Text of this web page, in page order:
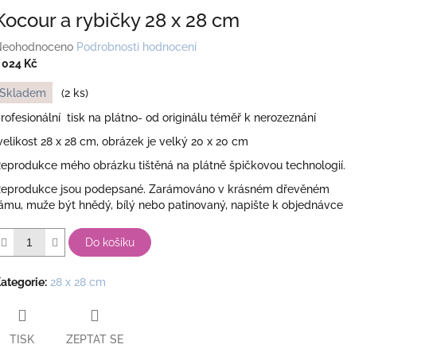
a rybičky 28 x 28 cm
je
Podrobnosti hodnocení
024 Kč
cena:
Skladem
(2 ks)
tisk na plátno- od originálu téměř k nerozeznání
28 x 28 cm, obrázek je velký 20 x 20 cm
mého obrázku tištěná na plátně špičkovou technologií.
jsou podepsané. Zarámováno v krásném dřevěném
muže být hnědý, bílý nebo patinovaný, napište k objednávce
Do košíku
: 28 x 28 cm
TISK ZEPTAT SE